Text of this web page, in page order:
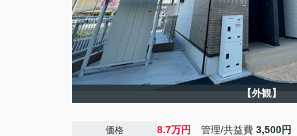
【外観】
価格 8.7万円 管理/共益費 3,500円